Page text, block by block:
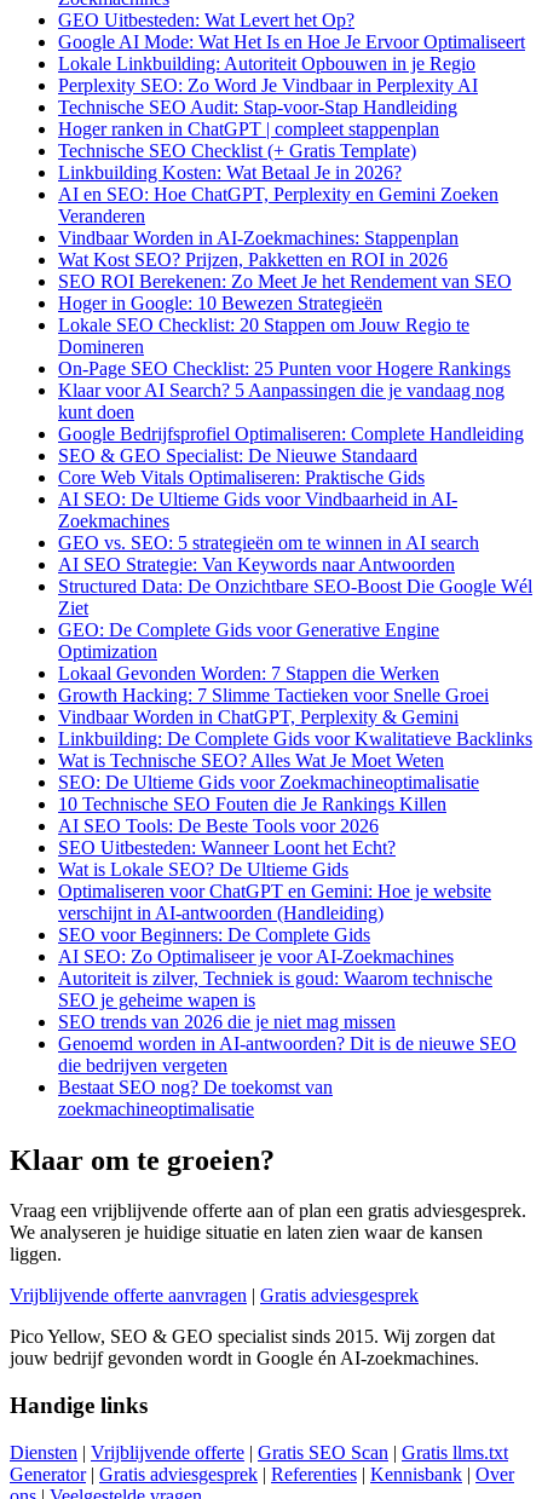
GEO Uitbesteden: Wat Levert het Op?
Google AI Mode: Wat Het Is en Hoe Je Ervoor Optimaliseert
Lokale Linkbuilding: Autoriteit Opbouwen in je Regio
Perplexity SEO: Zo Word Je Vindbaar in Perplexity AI
Technische SEO Audit: Stap-voor-Stap Handleiding
Hoger ranken in ChatGPT | compleet stappenplan
Technische SEO Checklist (+ Gratis Template)
Linkbuilding Kosten: Wat Betaal Je in 2026?
AI en SEO: Hoe ChatGPT, Perplexity en Gemini Zoeken
Veranderen
Vindbaar Worden in AI-Zoekmachines: Stappenplan
Wat Kost SEO? Prijzen, Pakketten en ROI in 2026
SEO ROI Berekenen: Zo Meet Je het Rendement van SEO
Hoger in Google: 10 Bewezen Strategieën
Lokale SEO Checklist: 20 Stappen om Jouw Regio te
Domineren
On-Page SEO Checklist: 25 Punten voor Hogere Rankings
Klaar voor AI Search? 5 Aanpassingen die je vandaag nog
kunt doen
Google Bedrijfsprofiel Optimaliseren: Complete Handleiding
SEO & GEO Specialist: De Nieuwe Standaard
Core Web Vitals Optimaliseren: Praktische Gids
AI SEO: De Ultieme Gids voor Vindbaarheid in AI-
Zoekmachines
GEO vs. SEO: 5 strategieën om te winnen in AI search
AI SEO Strategie: Van Keywords naar Antwoorden
Structured Data: De Onzichtbare SEO-Boost Die Google Wél
Ziet
GEO: De Complete Gids voor Generative Engine
Optimization
Lokaal Gevonden Worden: 7 Stappen die Werken
Growth Hacking: 7 Slimme Tactieken voor Snelle Groei
Vindbaar Worden in ChatGPT, Perplexity & Gemini
Linkbuilding: De Complete Gids voor Kwalitatieve Backlinks
Wat is Technische SEO? Alles Wat Je Moet Weten
SEO: De Ultieme Gids voor Zoekmachineoptimalisatie
10 Technische SEO Fouten die Je Rankings Killen
AI SEO Tools: De Beste Tools voor 2026
SEO Uitbesteden: Wanneer Loont het Echt?
Wat is Lokale SEO? De Ultieme Gids
Optimaliseren voor ChatGPT en Gemini: Hoe je website
verschijnt in AI-antwoorden (Handleiding)
SEO voor Beginners: De Complete Gids
AI SEO: Zo Optimaliseer je voor AI-Zoekmachines
Autoriteit is zilver, Techniek is goud: Waarom technische
SEO je geheime wapen is
SEO trends van 2026 die je niet mag missen
Genoemd worden in AI-antwoorden? Dit is de nieuwe SEO
die bedrijven vergeten
Bestaat SEO nog? De toekomst van
zoekmachineoptimalisatie
Klaar om te groeien?
Vraag een vrijblijvende offerte aan of plan een gratis adviesgesprek.
We analyseren je huidige situatie en laten zien waar de kansen
liggen.
Vrijblijvende offerte aanvragen
Gratis adviesgesprek
Pico Yellow, SEO & GEO specialist sinds 2015. Wij zorgen dat
jouw bedrijf gevonden wordt in Google én AI-zoekmachines.
Handige links
Diensten | Vrijblijvende offerte | Gratis SEO Scan | Gratis llms.txt
Generator| Gratis adviesgesprek | Referenties | Kennisbank | Over